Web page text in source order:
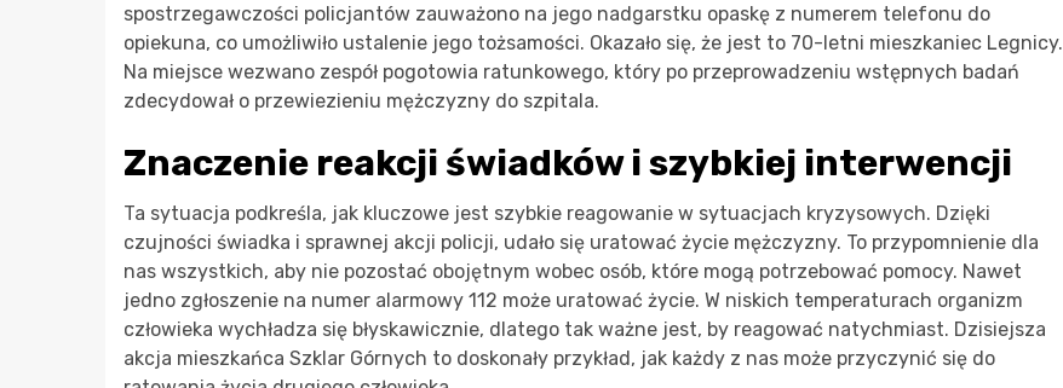
spostrzegawczości policjantów zauważono na jego nadgarstku opaskę z numerem telefonu do
opiekuna, co umożliwiło ustalenie jego tożsamości. Okazało się, że jest to 70-letni mieszkaniec Legnicy.
Na miejsce wezwano zespół pogotowia ratunkowego, który po przeprowadzeniu wstępnych badań
zdecydował o przewiezieniu mężczyzny do szpitala.
Znaczenie reakcji świadków i szybkiej interwencji
Ta sytuacja podkreśla, jak kluczowe jest szybkie reagowanie w sytuacjach kryzysowych. Dzięki
czujności świadka i sprawnej akcji policji, udało się uratować życie mężczyzny. To przypomnienie dla
nas wszystkich, aby nie pozostać obojętnym wobec osób, które mogą potrzebować pomocy. Nawet
jedno zgłoszenie na numer alarmowy 112 może uratować życie. W niskich temperaturach organizm
człowieka wychładza się błyskawicznie, dlatego tak ważne jest, by reagować natychmiast. Dzisiejsza
akcja mieszkańca Szklar Górnych to doskonały przykład, jak każdy z nas może przyczynić się do